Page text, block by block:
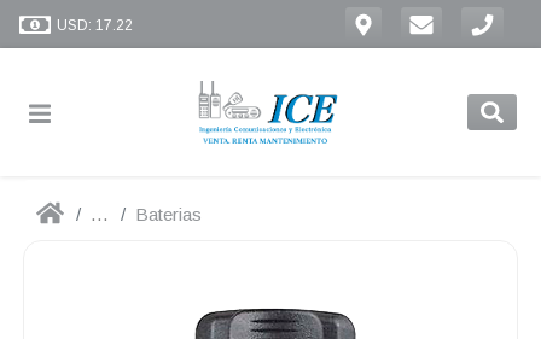
USD: 17.22
... Baterias